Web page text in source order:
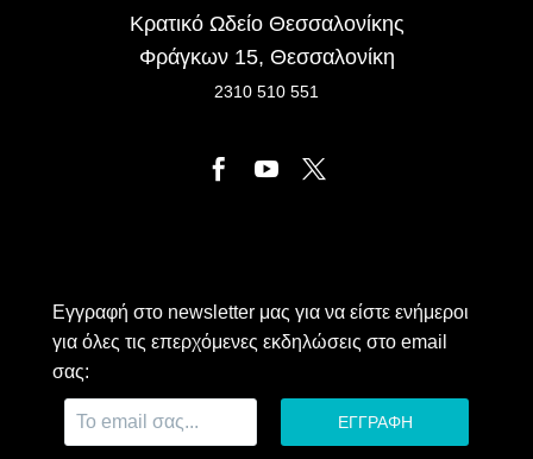
Κρατικό Ωδείο Θεσσαλονίκης
Φράγκων 15, Θεσσαλονίκη
2310 510 551
Εγγραφή στο newsletter μας για να είστε ενήμεροι
για όλες τις επερχόμενες εκδηλώσεις στο email
σας: